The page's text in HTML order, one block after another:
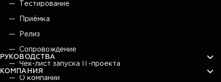
Тестирование
Приёмка
Релиз
Сопровождение
РУКОВОДСТВА
Чек-лист запуска IT-проекта
КОМПАНИЯ
О компании